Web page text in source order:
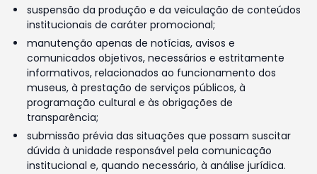
suspensão da produção e da veiculação de conteúdos
institucionais de caráter promocional;
manutenção apenas de notícias, avisos e
comunicados objetivos, necessários e estritamente
informativos, relacionados ao funcionamento dos
museus, à prestação de serviços públicos, à
programação cultural e às obrigações de
transparência;
submissão prévia das situações que possam suscitar
dúvida à unidade responsável pela comunicação
institucional e, quando necessário, à análise jurídica.